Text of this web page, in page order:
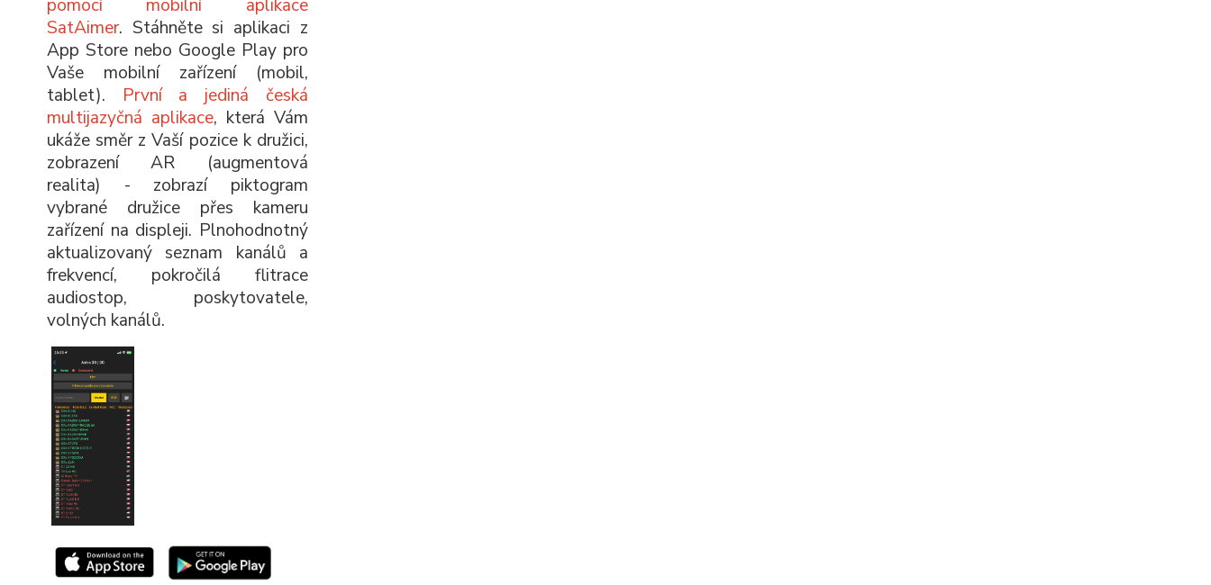
pomocí mobilní aplikace
SatAimer. Stáhněte si aplikaci z
App Store nebo Google Play pro
Vaše mobilní zařízení (mobil,
tablet). První a jediná česká
multijazyčná aplikace, která Vám
ukáže směr z Vaší pozice k družici,
zobrazení AR (augmentová
realita) - zobrazí piktogram
vybrané družice přes kameru
zařízení na displeji. Plnohodnotný
aktualizovaný seznam kanálů a
frekvencí, pokročilá flitrace
audiostop, poskytovatele,
volných kanálů.